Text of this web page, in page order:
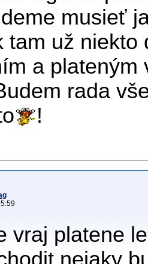
musieť
tam už niekto
a plateným
rada
!
vraj platene
nejaky